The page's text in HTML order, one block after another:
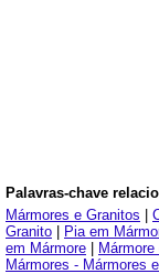
Palavras-chave
Mármores e Granitos
Granito
Pia em
em Mármore
Mármores - Mármores